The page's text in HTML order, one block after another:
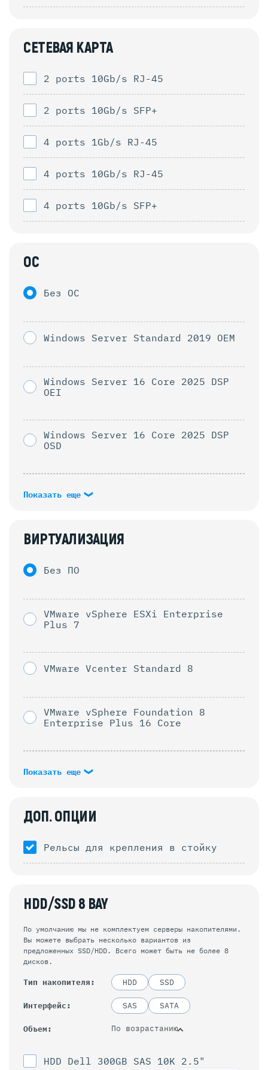
СЕТЕВАЯ КАРТА
2 ports 10Gb/s RJ-45
2 ports 10Gb/s SFP+
4 ports 1Gb/s RJ-45
4 ports 10Gb/s RJ-45
4 ports 10Gb/s SFP+
ОС
Без ОС
Windows Server Standard 2019 OEM
Windows Server 16 Core 2025 DSP
OEI
Windows Server 16 Core 2025 DSP
OSD
Показать еще
ВИРТУАЛИЗАЦИЯ
Без ПО
VMware vSphere ESXi Enterprise
Plus 7
VMware Vcenter Standard 8
VMware vSphere Foundation 8
Enterprise Plus 16 Core
Показать еще
ДОП. ОПЦИИ
Рельсы для крепления в стойку
HDD/SSD 8 BAY
По умолчанию мы не комплектуем серверы накопителями.
Вы можете выбрать несколько вариантов из
предложенных SSD/HDD. Всего может быть не более 8
дисков.
Тип накопителя HDD SSD
Интерфейс SAS SATA
Объем По возрастанию
HDD Dell 300GB SAS 10K 2.5"